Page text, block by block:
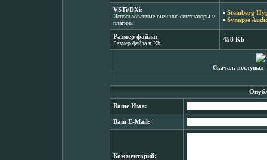
VSTi/DXi:
Использованные внешние синтезаторы и
плагины
▪ Steinberg
▪ Synapse
Размер файла:
Размер файла в Kb
458 Kb
Скачал, послушал
Ваше Имя:
Ваш E-Mail:
Комментарий: